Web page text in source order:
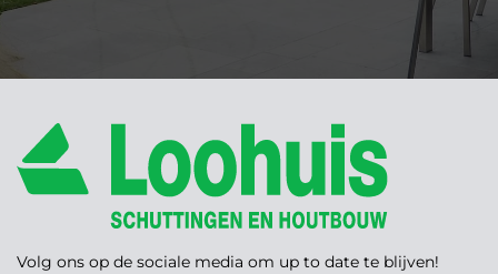
Volg ons op de sociale media om up to date te blijven!